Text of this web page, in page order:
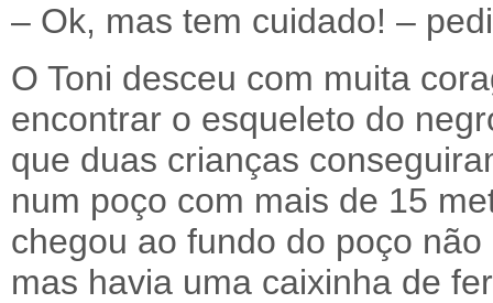
– Ok, mas tem cuidado! –
O Toni desceu com muita
encontrar o esqueleto do
que duas crianças
num poço com mais de 15
chegou ao fundo do poço
mas havia uma caixinha de